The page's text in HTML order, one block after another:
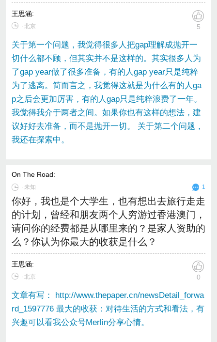
王思涵:
∙ 北京 5
关于第一个问题，我觉得很多人把gap理解成抛开一
切什么都不顾，但其实并不是这样的。其实很多人为
了gap year做了很多准备，有的人gap year只是纯粹
为了逃离。简而言之，我觉得这就是为什么有的人ga
p之后会更加厉害，有的人gap只是纯粹浪费了一年。
我觉得我介于两者之间。如果你也有这样的想法，建
议好好去准备，而不是抛开一切。 关于第二个问题，
我还在探索中。
On The Road:
∙ 未知 1
你好，我也是个大学生，也有想出去旅行走走
的计划，曾经和朋友两个人穷游过香港澳门，
请问你的经费都是从哪里来的？是家人资助的
么？你认为你最大的收获是什么？
王思涵:
∙ 北京 0
文章有写： http://www.thepaper.cn/newsDetail_forwa
rd_1597776 最大的收获：对待生活的方式和看法，有
兴趣可以看我公众号Merlin分享心情。